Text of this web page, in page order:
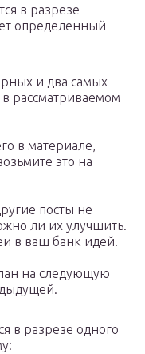
в разрезе
определенный
и два самых
рассматриваемом
в материале,
это на
посты не
ли их улучшить.
в ваш банк идей.
на следующую
в разрезе одного